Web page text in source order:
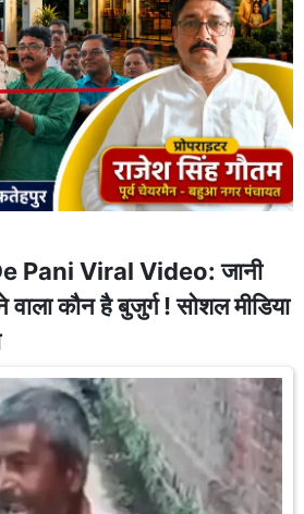
Pani Viral Video: जानी
वाला कौन है बुजुर्ग ! सोशल मीडिया